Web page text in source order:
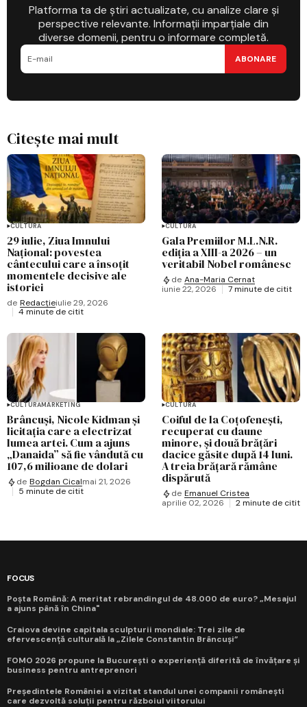
Platforma ta de știri actualizate, cu analize clare și
perspective relevante. Informații imparțiale din
diverse domenii, pentru o informare completă.
ABONARE
Citește mai mult
CULTURĂ
29 iulie, Ziua Imnului
Național: povestea
cântecului care a însoțit
momentele decisive ale
istoriei
de Redacțieiulie 29, 2026
4 minute de citit
CULTURĂ
Gala Premiilor M.L.N.R.
ediția a XIII-a 2026 – un
veritabil Nobel românesc
de Ana-Maria Cernat
iunie 22, 2026
7 minute de citit
CULTURĂMARKETING
Brâncuși, Nicole Kidman și
licitația care a electrizat
lumea artei. Cum a ajuns
„Danaida” să fie vândută cu
107,6 milioane de dolari
de Bogdan Cicalmai 21, 2026
5 minute de citit
CULTURĂ
Coiful de la Coțofenești,
recuperat cu daune
minore, și două brățări
dacice găsite după 14 luni.
A treia brățară rămâne
dispărută
de Emanuel Cristea
aprilie 02, 2026
2 minute de citit
FOCUS
Poșta Română: A meritat rebrandingul de 48.000 de euro? „Mesajul
a ajuns până în China"
Craiova devine capitala sculpturii mondiale: Trei zile de
efervescență culturală la „Zilele Constantin Brâncuși”
FOMO 2026 propune la București o experiență diferită de învățare și
business pentru antreprenori
Președintele României a vizitat standul unei companii românești
care dezvoltă soluții pentru războiul viitorului